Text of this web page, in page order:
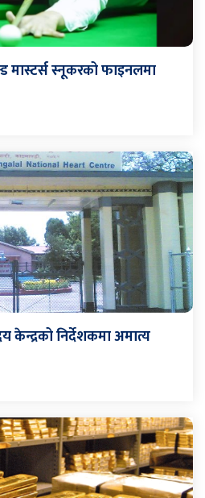
मास्टर्स स्नूकरको फाइनलमा
केन्द्रको निर्देशकमा अमात्य